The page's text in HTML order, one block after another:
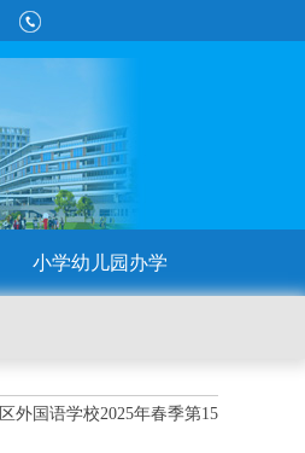
小学幼儿园办学
外国语学校2025年春季第15